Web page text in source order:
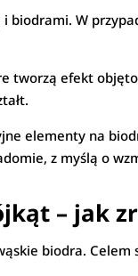
biodrami. W
efekt
elementy na
z myślą o
– jak
biodra.